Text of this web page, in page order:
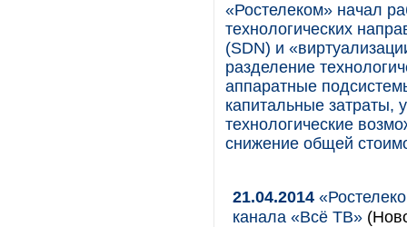
«Ростелеком» начал
технологических
(SDN) и
разделение
аппаратные
капитальные затраты,
технологические
снижение общей
21.04.2014
канала «Всё ТВ»